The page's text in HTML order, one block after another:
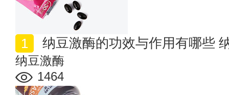
纳豆激酶的功效与作用有哪些
纳豆激酶
1464